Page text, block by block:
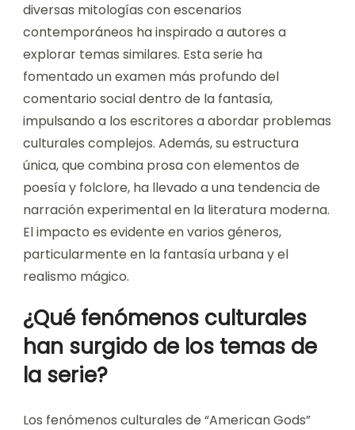
diversas mitologías con escenarios
contemporáneos ha inspirado a autores a
explorar temas similares. Esta serie ha
fomentado un examen más profundo del
comentario social dentro de la fantasía,
impulsando a los escritores a abordar problemas
culturales complejos. Además, su estructura
única, que combina prosa con elementos de
poesía y folclore, ha llevado a una tendencia de
narración experimental en la literatura moderna.
El impacto es evidente en varios géneros,
particularmente en la fantasía urbana y el
realismo mágico.
¿Qué fenómenos culturales
han surgido de los temas de
la serie?
Los fenómenos culturales de “American Gods”